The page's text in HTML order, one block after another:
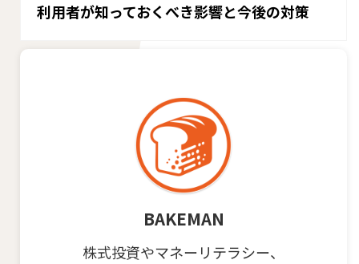
利用者が知っておくべき影響と今後の対策
BAKEMAN
株式投資やマネーリテラシー、